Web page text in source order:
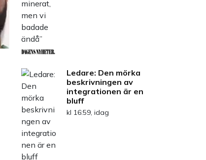
Ledare: Den mörka
beskrivningen av
integrationen är en
bluff
kl 16:59, idag